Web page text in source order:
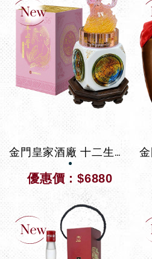
金門皇家酒廠 十二生肖靈獸紀念酒 瑞陽兆豐
優惠價：$6880